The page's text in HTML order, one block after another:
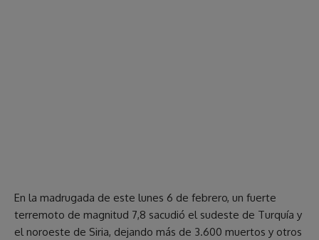
En la madrugada de este lunes 6 de febrero, un fuerte
terremoto de magnitud 7,8 sacudió el sudeste de Turquía y
el noroeste de Siria, dejando más de 3.600 muertos y otros